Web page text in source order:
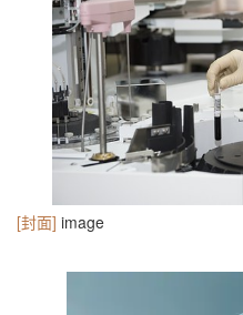
[封面] image